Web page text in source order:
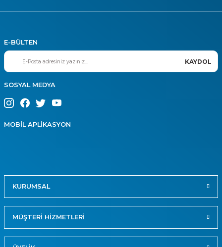
E-BÜLTEN
KAYDOL
SOSYAL MEDYA
MOBİL APLİKASYON
KURUMSAL
MÜŞTERİ HİZMETLERİ